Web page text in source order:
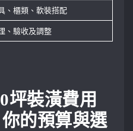
、櫃類、軟裝搭配
、驗收及調整
坪裝潢費用
的預算與選